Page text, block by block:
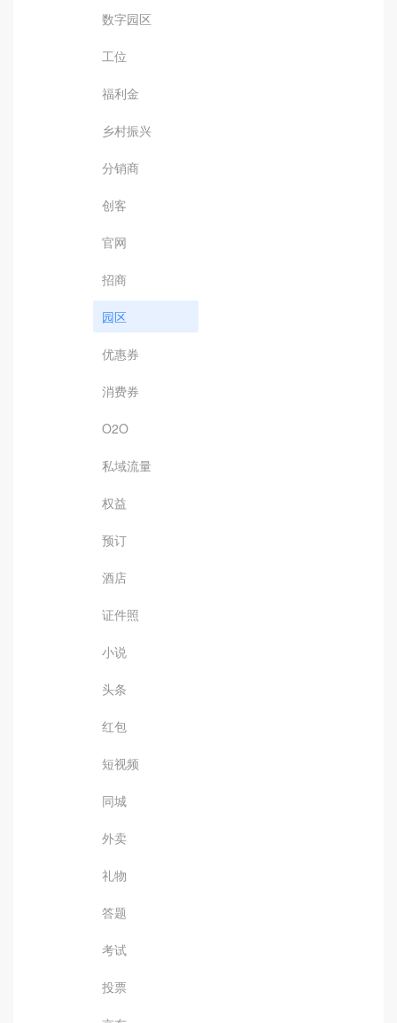
数字园区
工位
福利金
乡村振兴
分销商
创客
官网
招商
园区
优惠券
消费券
O2O
私域流量
权益
预订
酒店
证件照
小说
头条
红包
短视频
同城
外卖
礼物
答题
考试
投票